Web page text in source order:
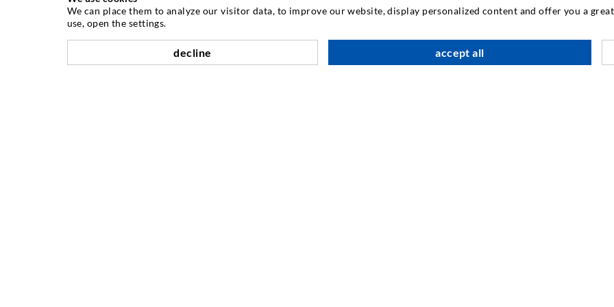
INJEKSJONSTEKNIKK
Rissinjeksjon
Horisontal tetning
INDUSTRIELL TEKNOLOGI
We can place them to analyze our visitor data, to improve our website, display personalized content and offer you a
use, open the settings.
decline accept all